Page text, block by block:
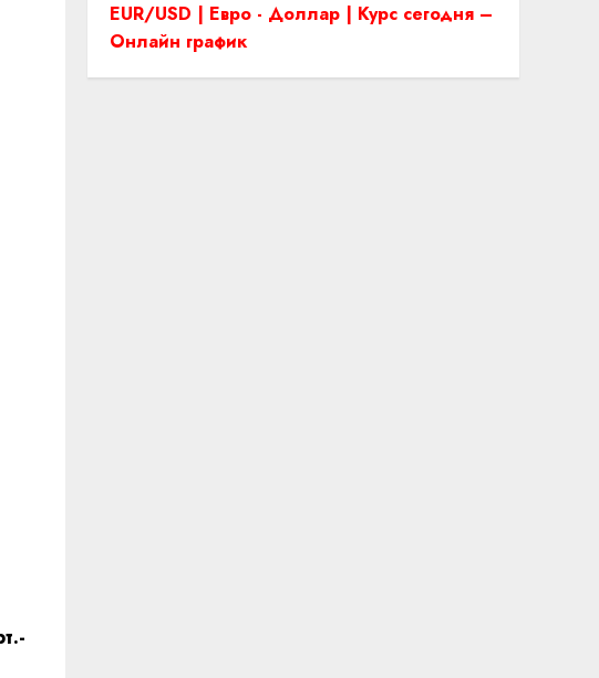
EUR/USD | Евро - Доллар | Курс сегодня –
Онлайн график